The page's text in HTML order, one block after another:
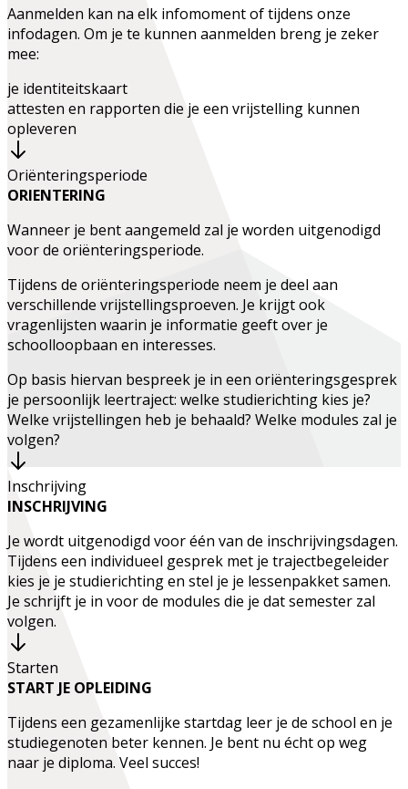
Aanmelden kan na elk infomoment of tijdens onze
infodagen. Om je te kunnen aanmelden breng je zeker
mee:
je identiteitskaart
attesten en rapporten die je een vrijstelling kunnen
opleveren
Oriënteringsperiode
ORIENTERING
Wanneer je bent aangemeld zal je worden uitgenodigd
voor de oriënteringsperiode.
Tijdens de oriënteringsperiode neem je deel aan
verschillende vrijstellingsproeven. Je krijgt ook
vragenlijsten waarin je informatie geeft over je
schoolloopbaan en interesses.
Op basis hiervan bespreek je in een oriënteringsgesprek
je persoonlijk leertraject: welke studierichting kies je?
Welke vrijstellingen heb je behaald? Welke modules zal je
volgen?
Inschrijving
INSCHRIJVING
Je wordt uitgenodigd voor één van de inschrijvingsdagen.
Tijdens een individueel gesprek met je trajectbegeleider
kies je je studierichting en stel je je lessenpakket samen.
Je schrijft je in voor de modules die je dat semester zal
volgen.
Starten
START JE OPLEIDING
Tijdens een gezamenlijke startdag leer je de school en je
studiegenoten beter kennen. Je bent nu écht op weg
naar je diploma. Veel succes!